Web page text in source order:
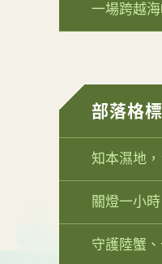
一場跨越
部落格
知本濕地
關燈一小
守護陸蟹